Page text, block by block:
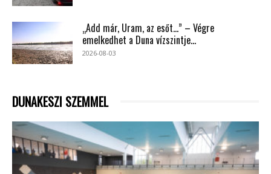
„Add már, Uram, az esőt…” – Végre
emelkedhet a Duna vízszintje...
2026-08-03
DUNAKESZI SZEMMEL